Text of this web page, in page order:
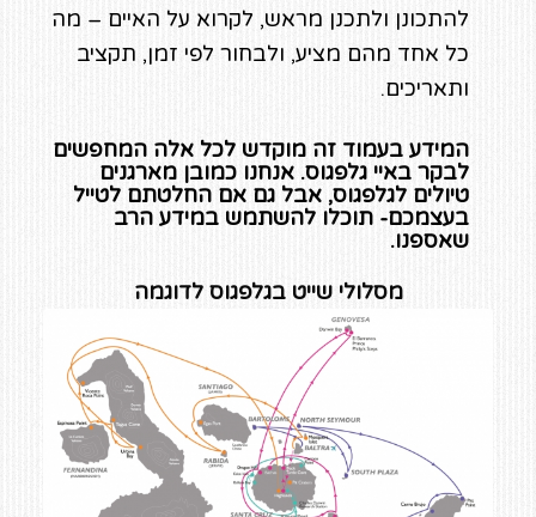
להתכונן ולתכנן מראש, לקרוא על האיים – מה
כל אחד מהם מציע, ולבחור לפי זמן, תקציב
ותאריכים.
המידע בעמוד זה מוקדש לכל אלה המחפשים
לבקר באיי גלפגוס. אנחנו כמובן מארגנים
טיולים לגלפגוס, אבל גם אם החלטתם לטייל
בעצמכם- תוכלו להשתמש במידע הרב
שאספנו.
מסלולי שייט בגלפגוס לדוגמה